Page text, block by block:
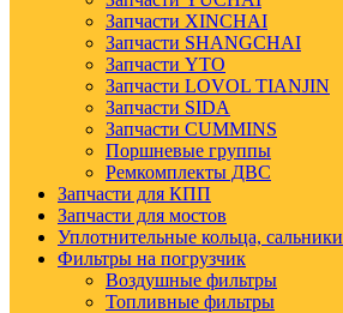
Запчасти XINCHAI
Запчасти SHANGCHAI
Запчасти YTO
Запчасти LOVOL TIANJIN
Запчасти SIDA
Запчасти CUMMINS
Поршневые группы
Ремкомплекты ДВС
Запчасти для КПП
Запчасти для мостов
Уплотнительные кольца, сальники
Фильтры на погрузчик
Воздушные фильтры
Топливные фильтры